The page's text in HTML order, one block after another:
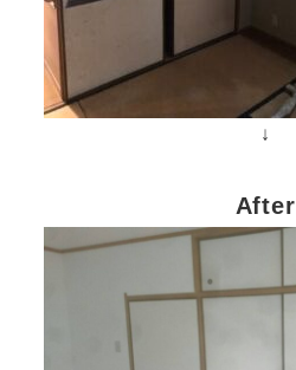
↓
After